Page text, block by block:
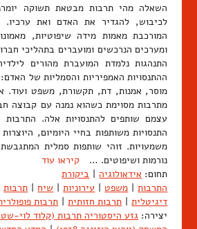
השאלה מהי תרבות מבטאת תשוקה
לכיבוש, להגדיר את האדם ואת
המורכבת מאמות מידה שיפוטיות,
ומערכים הנרכשים ומועברים בתהליכי
התנהגות נלמדת המועברת מהורים
ההתנסויות האמפיריות והסמליות של
מוסר, אמנות, דת, תקשורת, משפט ועוד.
מתרבות מסוימת כשהוא נמנה עם קבוצה
עצמם שותפים להתנסויות אלה.
התנסויות משותפות בחיי היומיום,
משמעויות. זוהי שותפות סמלית
נורמות ושיפוטים. … קיראו עוד
תחום: אידאולוגיה | ביקורת
התרבות | משפט | עירוניות | שיח | תרבות
דיגיטלית | תרבות חזותית | תרבות
יצירה: גזע היסטוריה תרבות (קלוד לוי-שטראוס